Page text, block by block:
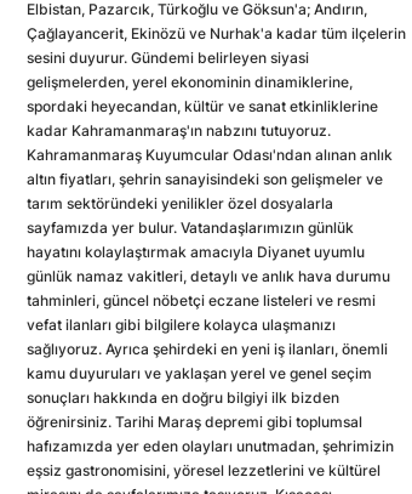
Elbistan, Pazarcık, Türkoğlu ve Göksun'a; Andırın,
Çağlayancerit, Ekinözü ve Nurhak'a kadar tüm ilçelerin
sesini duyurur. Gündemi belirleyen siyasi
gelişmelerden, yerel ekonominin dinamiklerine,
spordaki heyecandan, kültür ve sanat etkinliklerine
kadar Kahramanmaraş'ın nabzını tutuyoruz.
Kahramanmaraş Kuyumcular Odası'ndan alınan anlık
altın fiyatları, şehrin sanayisindeki son gelişmeler ve
tarım sektöründeki yenilikler özel dosyalarla
sayfamızda yer bulur. Vatandaşlarımızın günlük
hayatını kolaylaştırmak amacıyla Diyanet uyumlu
günlük namaz vakitleri, detaylı ve anlık hava durumu
tahminleri, güncel nöbetçi eczane listeleri ve resmi
vefat ilanları gibi bilgilere kolayca ulaşmanızı
sağlıyoruz. Ayrıca şehirdeki en yeni iş ilanları, önemli
kamu duyuruları ve yaklaşan yerel ve genel seçim
sonuçları hakkında en doğru bilgiyi ilk bizden
öğrenirsiniz. Tarihi Maraş depremi gibi toplumsal
hafızamızda yer eden olayları unutmadan, şehrimizin
eşsiz gastronomisini, yöresel lezzetlerini ve kültürel